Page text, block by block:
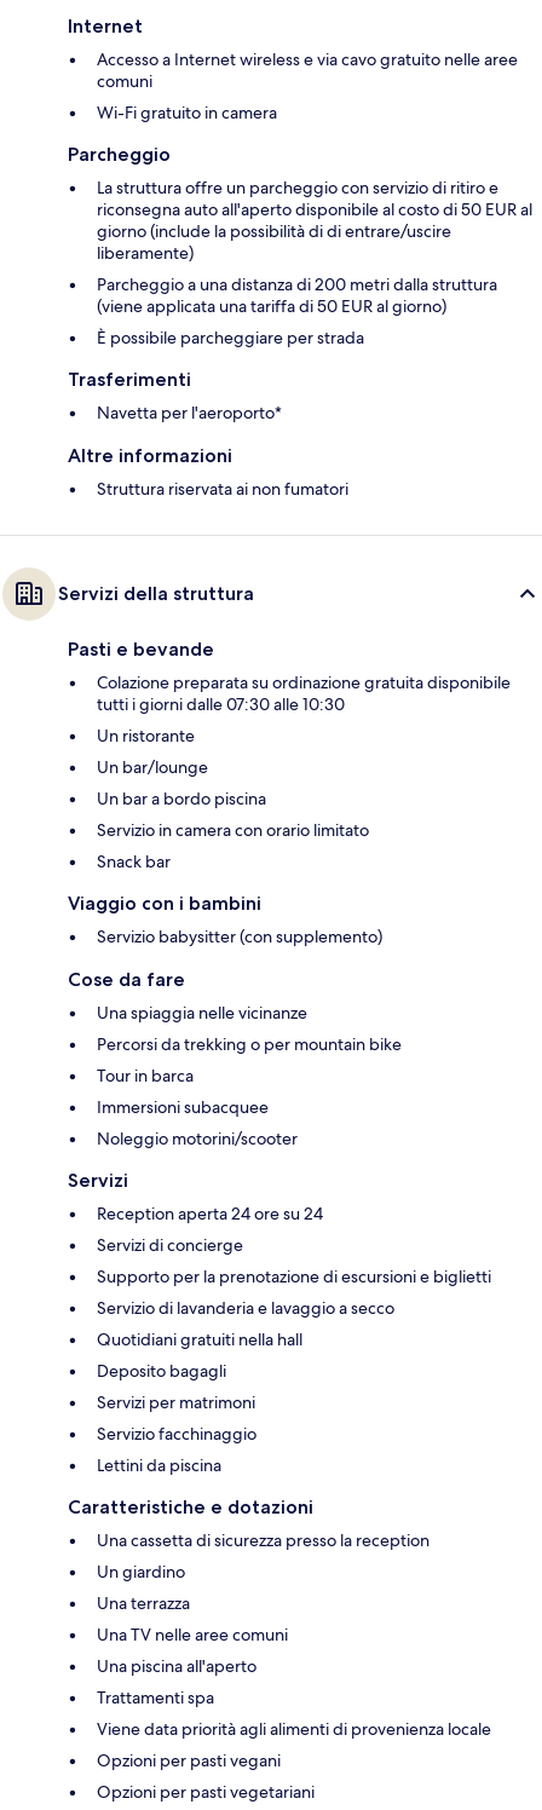
Internet
Accesso a Internet wireless e via cavo gratuito nelle aree
comuni
Wi-Fi gratuito in camera
Parcheggio
La struttura offre un parcheggio con servizio di ritiro e
riconsegna auto all'aperto disponibile al costo di 50 EUR al
giorno (include la possibilità di di entrare/uscire
liberamente)
Parcheggio a una distanza di 200 metri dalla struttura
(viene applicata una tariffa di 50 EUR al giorno)
È possibile parcheggiare per strada
Trasferimenti
Navetta per l'aeroporto*
Altre informazioni
Struttura riservata ai non fumatori
Servizi della struttura
Pasti e bevande
Colazione preparata su ordinazione gratuita disponibile
tutti i giorni dalle 07:30 alle 10:30
Un ristorante
Un bar/lounge
Un bar a bordo piscina
Servizio in camera con orario limitato
Snack bar
Viaggio con i bambini
Servizio babysitter (con supplemento)
Cose da fare
Una spiaggia nelle vicinanze
Percorsi da trekking o per mountain bike
Tour in barca
Immersioni subacquee
Noleggio motorini/scooter
Servizi
Reception aperta 24 ore su 24
Servizi di concierge
Supporto per la prenotazione di escursioni e biglietti
Servizio di lavanderia e lavaggio a secco
Quotidiani gratuiti nella hall
Deposito bagagli
Servizi per matrimoni
Servizio facchinaggio
Lettini da piscina
Caratteristiche e dotazioni
Una cassetta di sicurezza presso la reception
Un giardino
Una terrazza
Una TV nelle aree comuni
Una piscina all'aperto
Trattamenti spa
Viene data priorità agli alimenti di provenienza locale
Opzioni per pasti vegani
Opzioni per pasti vegetariani